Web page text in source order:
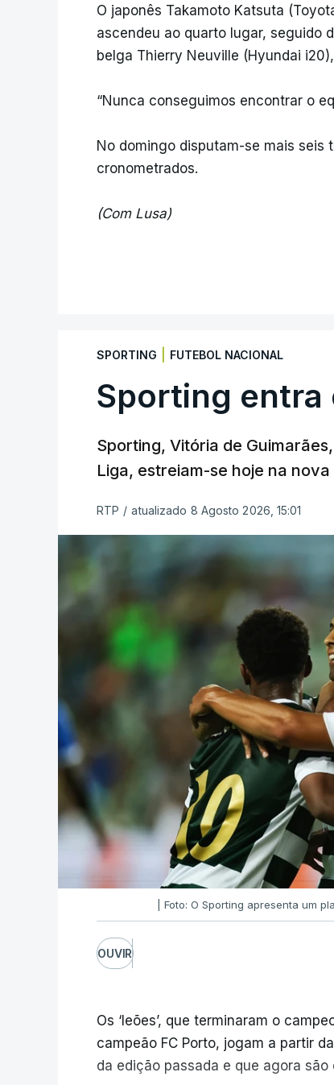
O japonês Takamoto Katsuta
ascendeu ao quarto lugar, seguido
belga Thierry Neuville (Hyundai
“Nunca conseguimos encontrar o
No domingo disputam-se mais seis
cronometrados.
(Com Lusa)
SPORTING FUTEBOL NACIONAL
Sporting entra
Sporting, Vitória de
Liga, estreiam-se hoje na
RTP / atualizado 8 Agosto 2026, 15:01
| Foto: O Sporting apresenta um
OUVIR
Os ‘leões’, que terminaram o
campeão FC Porto, jogam a partir
da edição passada e que agora são